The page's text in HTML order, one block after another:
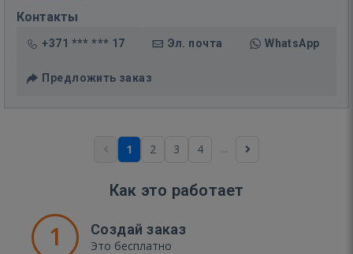
Контакты
+371 *** *** 17 Эл. почта WhatsApp
Предложить заказ
1 2 3 4 ...
Как это работает
1 Создай заказ
Это бесплатно